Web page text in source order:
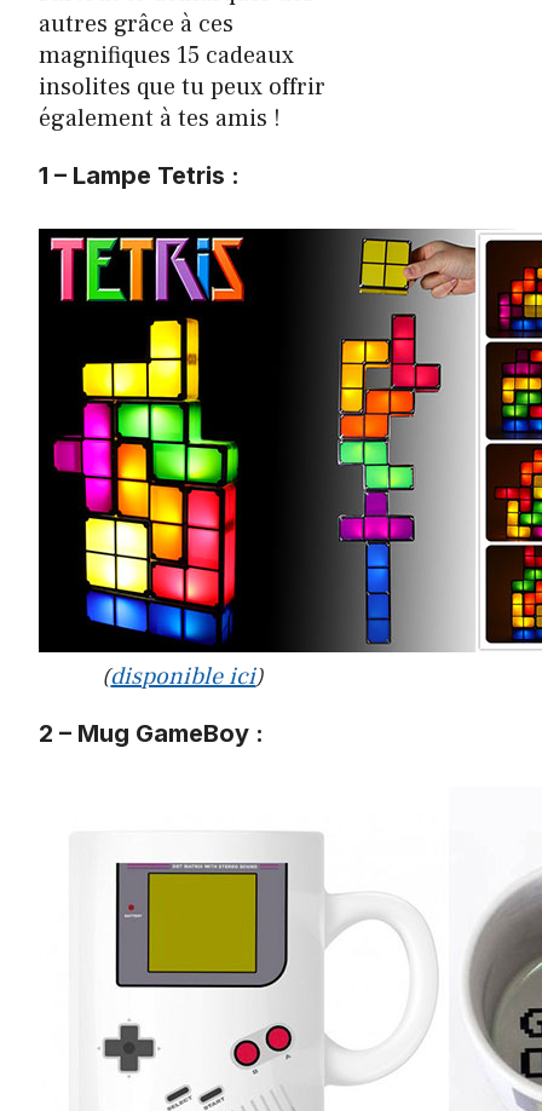
autres grâce à ces
magnifiques 15 cadeaux
insolites que tu peux offrir
également à tes amis !
1 – Lampe Tetris :
(disponible ici)
2 – Mug GameBoy :